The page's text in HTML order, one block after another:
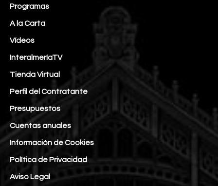
Programas
A la Carta
Vídeos
InteralmeríaTV
Tienda Virtual
Perfil del Contratante
Presupuestos
Cuentas anuales
Información de Cookies
Política de Privacidad
Aviso Legal